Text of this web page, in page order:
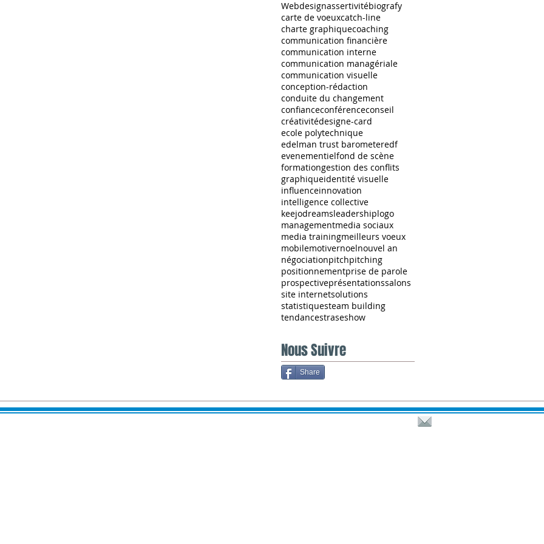
Webdesignassertivitébiografy
carte de voeuxcatch-line
charte graphiquecoaching
communication financière
communication interne
communication managériale
communication visuelle
conception-rédaction
conduite du changement
confianceconférenceconseil
créativitédesigne-card
ecole polytechnique
edelman trust barometeredf
evenementielfond de scène
formationgestion des conflits
graphiqueidentité visuelle
influenceinnovation
intelligence collective
keejodreamsleadershiplogo
managementmedia sociaux
media trainingmeilleurs voeux
mobilemotivernoelnouvel an
négociationpitchpitching
positionnementprise de parole
prospectiveprésentationssalons
site internetsolutions
statistiquesteam building
tendancestraseshow
Nous Suivre
Share